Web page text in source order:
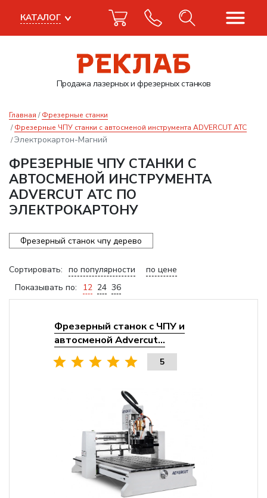
Продажа лазерныхи фрезерных станков
КАТАЛОГ
Главная
Фрезерные станки
Фрезерные ЧПУ станки с автосменой инструмента ADVERCUT ATC
Электрокартон-Магний
ФРЕЗЕРНЫЕ ЧПУ СТАНКИ С
АВТОСМЕНОЙ ИНСТРУМЕНТА
ADVERCUT ATC ПО
ЭЛЕКТРОКАРТОНУ
Фрезерный станок чпу дерево
Сортировать: по популярности
по цене
Показывать по:
12 24 36
Фрезерный станок с ЧПУ и
автосменой Advercut...
5